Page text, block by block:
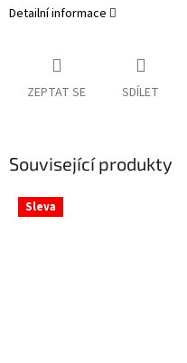
Detailní informace
ZEPTAT SE SDÍLET
Související produkty
Sleva